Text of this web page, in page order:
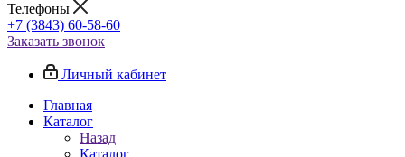
Телефоны
+7 (3843) 60-58-60
Заказать звонок
Личный кабинет
Главная
Каталог
Назад
Каталог